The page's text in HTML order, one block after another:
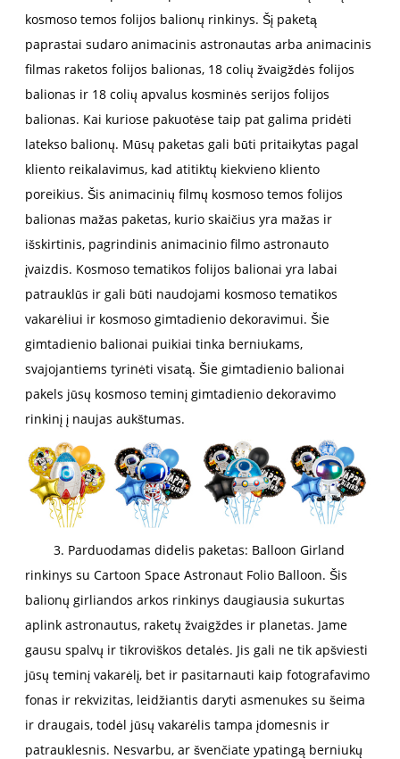
kosmoso temos folijos balionų rinkinys. Šį paketą
paprastai sudaro animacinis astronautas arba animacinis
filmas raketos folijos balionas, 18 colių žvaigždės folijos
balionas ir 18 colių apvalus kosminės serijos folijos
balionas. Kai kuriose pakuotėse taip pat galima pridėti
latekso balionų. Mūsų paketas gali būti pritaikytas pagal
kliento reikalavimus, kad atitiktų kiekvieno kliento
poreikius. Šis animacinių filmų kosmoso temos folijos
balionas mažas paketas, kurio skaičius yra mažas ir
išskirtinis, pagrindinis animacinio filmo astronauto
įvaizdis. Kosmoso tematikos folijos balionai yra labai
patrauklūs ir gali būti naudojami kosmoso tematikos
vakarėliui ir kosmoso gimtadienio dekoravimui. Šie
gimtadienio balionai puikiai tinka berniukams,
svajojantiems tyrinėti visatą. Šie gimtadienio balionai
pakels jūsų kosmoso teminį gimtadienio dekoravimo
rinkinį į naujas aukštumas.
3. Parduodamas didelis paketas: Balloon Girland
rinkinys su Cartoon Space Astronaut Folio Balloon. Šis
balionų girliandos arkos rinkinys daugiausia sukurtas
aplink astronautus, raketų žvaigždes ir planetas. Jame
gausu spalvų ir tikroviškos detalės. Jis gali ne tik apšviesti
jūsų teminį vakarėlį, bet ir pasitarnauti kaip fotografavimo
fonas ir rekvizitas, leidžiantis daryti asmenukes su šeima
ir draugais, todėl jūsų vakarėlis tampa įdomesnis ir
patrauklesnis. Nesvarbu, ar švenčiate ypatingą berniukų